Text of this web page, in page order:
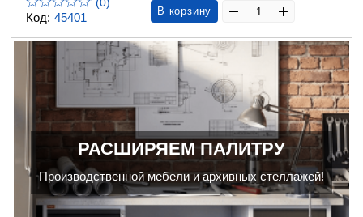
Код: 45401
(0)
В корзину
РАСШИРЯЕМ ПАЛИТРУ
Производственной мебели и архивных стеллажей!